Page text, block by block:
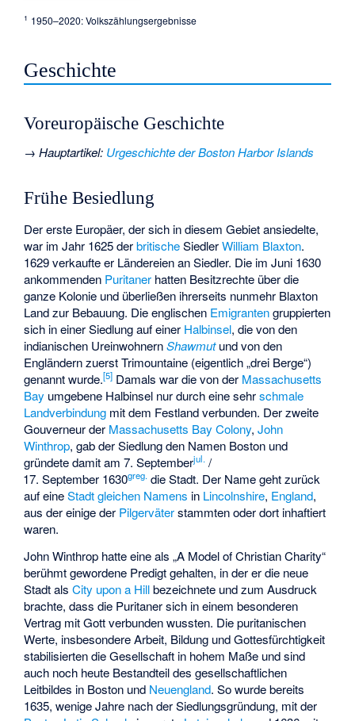
¹ 1950–2020: Volkszählungsergebnisse
Geschichte
Voreuropäische Geschichte
→Hauptartikel: Urgeschichte der Boston Harbor Islands
Frühe Besiedlung
Der erste Europäer, der sich in diesem Gebiet ansiedelte,
war im Jahr 1625 derbritischeSiedlerWilliam Blaxton.
1629 verkaufte er Ländereien an Siedler. Die im Juni 1630
ankommenden Puritaner hatten Besitzrechte über die
ganze Kolonie und überließen ihrerseits nunmehr Blaxton
Land zur Bebauung. Die englischen Emigrantengruppierten
sich in einer Siedlung auf einer Halbinsel, die von den
indianischen UreinwohnernShawmutund von den
Engländern zuerst Trimountaine (eigentlich „drei Berge“)
genannt wurde.[5] Damals war die von der Massachusetts
Bay umgebene Halbinsel nur durch eine sehrschmale
Landverbindung mit dem Festland verbunden. Der zweite
Gouverneur der Massachusetts Bay Colony,John
Winthrop, gab der Siedlung den Namen Boston und
gründete damit am 7. Septemberjul. /
17. September 1630greg.die Stadt. Der Name geht zurück
auf eineStadt gleichen Namens in Lincolnshire, England,
aus der einige der Pilgerväterstammten oder dort inhaftiert
waren.
John Winthrop hatte eine als „A Model of Christian Charity“
berühmt gewordene Predigt gehalten, in der er die neue
Stadt alsCity upon a Hillbezeichnete und zum Ausdruck
brachte, dass die Puritaner sich in einem besonderen
Vertrag mit Gott verbunden wussten. Die puritanischen
Werte, insbesondere Arbeit, Bildung und Gottesfürchtigkeit
stabilisierten die Gesellschaft in hohem Maße und sind
auch noch heute Bestandteil des gesellschaftlichen
Leitbildes in Boston und Neuengland. So wurde bereits
1635, wenige Jahre nach der Siedlungsgründung, mit der